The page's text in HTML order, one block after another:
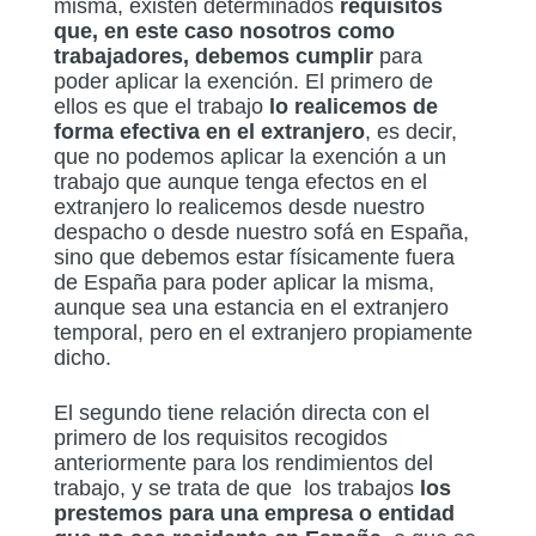
misma, existen determinados requisitos
que, en este caso nosotros como
trabajadores, debemos cumplir para
poder aplicar la exención. El primero de
ellos es que el trabajo lo realicemos de
forma efectiva en el extranjero, es decir,
que no podemos aplicar la exención a un
trabajo que aunque tenga efectos en el
extranjero lo realicemos desde nuestro
despacho o desde nuestro sofá en España,
sino que debemos estar físicamente fuera
de España para poder aplicar la misma,
aunque sea una estancia en el extranjero
temporal, pero en el extranjero propiamente
dicho.
El segundo tiene relación directa con el
primero de los requisitos recogidos
anteriormente para los rendimientos del
trabajo, y se trata de que los trabajos los
prestemos para una empresa o entidad